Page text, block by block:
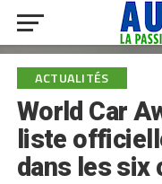
ACTUALITÉS
World Car
liste
dans les six